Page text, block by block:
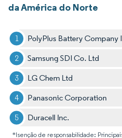
da América do Norte
PolyPlus Battery Company
Samsung SDI Co. Ltd
LG Chem Ltd
Panasonic Corporation
Duracell Inc.
*Isenção de responsabilidade: